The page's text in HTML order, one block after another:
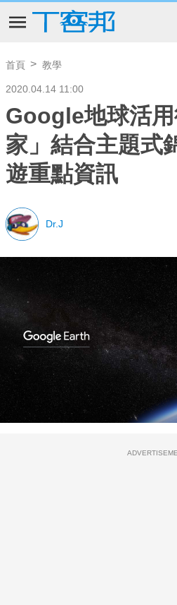
首頁 教學
2020.04.14 11:00
Google地球活
家」結合主題式
遊重點資訊
Dr.J